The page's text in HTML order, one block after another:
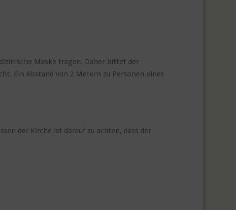
Maske tragen. Daher bittet der
Ein Abstand von 2 Metern zu Personen eines
der Kirche ist darauf zu achten, dass der